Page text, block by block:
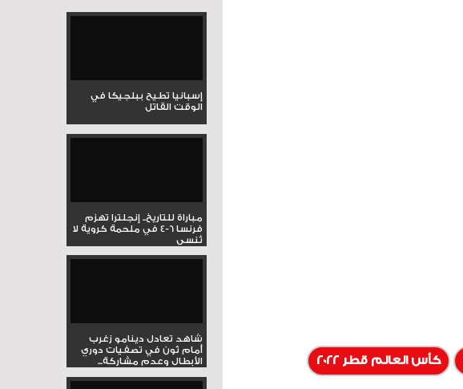
كأس العالم قطر 2022
إسبانيا تطيح ببلجيكا في
الوقت القاتل
مباراة للتاريخ.. إنجلترا تهزم
فرنسا 6-4 في ملحمة كروية لا
تُنسى
شاهد تعادل دينامو زغرب
أمام ثون في تصفيات دوري
الأبطال وعدم مشاركة...